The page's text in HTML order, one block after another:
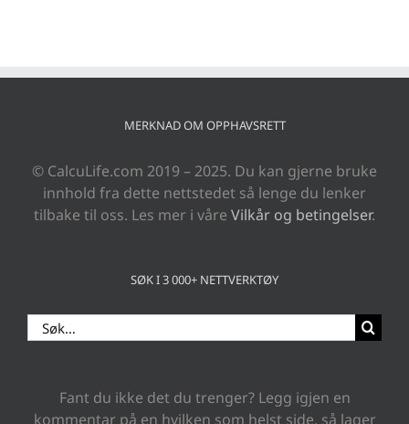
MERKNAD OM OPPHAVSRETT
© CalcuLife.com 2019 – 2025. Du kan gjerne bruke
innhold fra dette nettstedet så lenge du lenker
tilbake til oss. Les mer i våre Vilkår og betingelser.
SØK I 3 000+ NETTVERKTØY
Search
for:
Fant du ikke det du trenger? Legg igjen en
kommentar på en hvilken som helst side, så lager